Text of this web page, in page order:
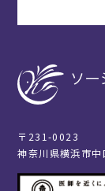
〒231-0023
神奈川県横浜市